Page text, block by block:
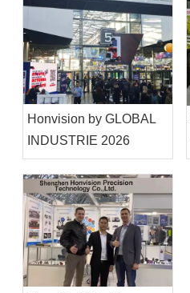
Honvision by GLOBAL
INDUSTRIE 2026